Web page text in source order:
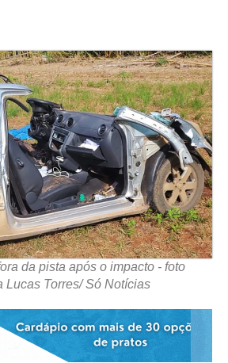
da pista após o impacto - foto
Lucas Torres/ Só Notícias